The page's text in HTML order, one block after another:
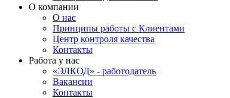
О компании
О нас
Принципы работы с Клиентами
Центр контроля качества
Контакты
Работа у нас
«ЭЛКОД» - работодатель
Вакансии
Контакты